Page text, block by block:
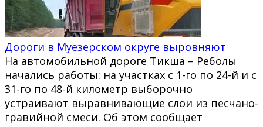
Дороги в Муезерском округе выровняют
На автомобильной дороге Тикша – Реболы
начались работы: на участках с 1-го по 24-й и с
31-го по 48-й километр выборочно
устраивают выравнивающие слои из песчано-
гравийной смеси. Об этом сообщает